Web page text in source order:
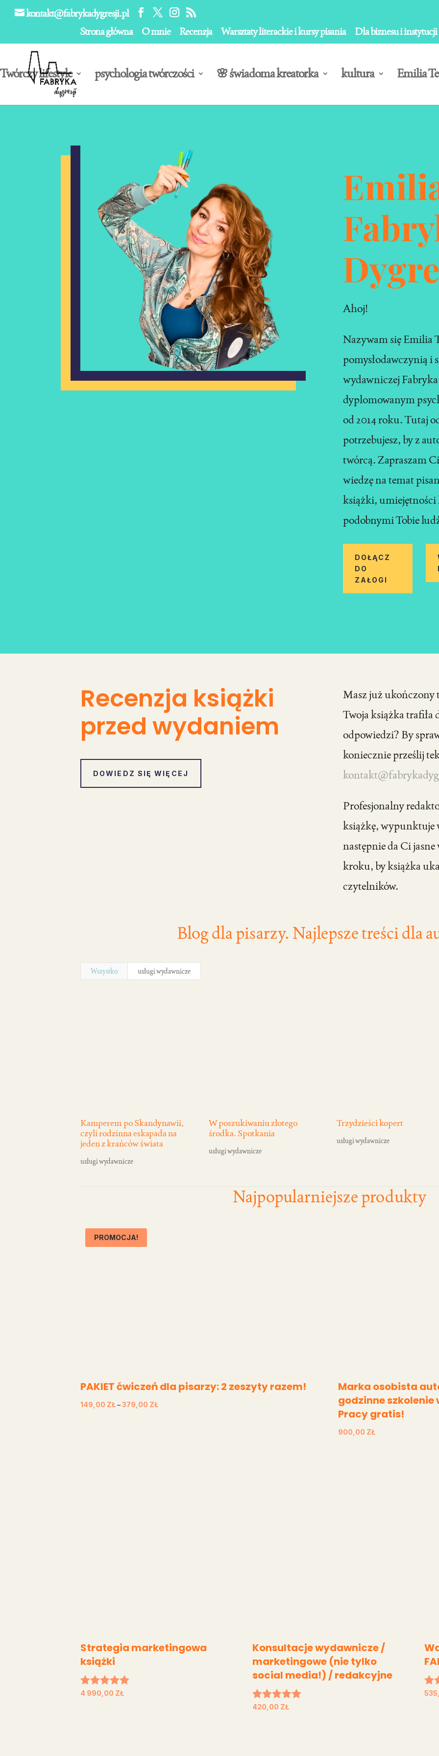
kontakt@fabrykadygresji.pl
Strona główna
O mnie Recenzja Warsztaty literackie i kursy pisania Dla biznesu i instytucji
Twórczy lifestyle psychologia twórczości 🌸 świadoma kreatorka kultura Emilia
Ahoj!
Nazywam się Emilia
pomysłodawczynią i
wydawniczej
dyplomowanym
od 2014 roku. Tutaj
potrzebujesz, by z
twórcą. Zapraszam
wiedzę na temat
książki, umiejętności
podobnymi Tobie
DOŁĄCZ
DO
ZAŁOGI
Recenzja książki
przed wydaniem
DOWIEDZ SIĘ WIĘCEJ
Masz już ukończony
Twoja książka trafiła
odpowiedzi? By
koniecznie prześlij
Profesjonalny
książkę, wypunktuje
następnie da Ci
kroku, by książka
czytelników.
Blog dla pisarzy. Najlepsze treści dla
Wszystko usługi wydawnicze
Kamperem po Skandynawii,
czyli rodzinna eskapada na
jeden z krańców świata
usługi wydawnicze
W poszukiwaniu złotego
środka. Spotkania
usługi wydawnicze
Trzydzieści kopert
usługi wydawnicze
Najpopularniejsze produkty
PROMOCJA!
PAKIET ćwiczeń dla pisarzy: 2 zeszyty razem!
149,00 ZŁ–379,00 ZŁ
Marka osobista
godzinne
Pracy gratis!
900,00 ZŁ
Strategia marketingowa
książki
Oceniono
4 990,00 ZŁ
Konsultacje wydawnicze /
marketingowe (nie tylko
social media!) / redakcyjne
Oceniono
420,00 ZŁ